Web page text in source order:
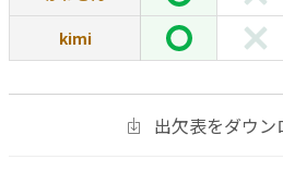
kimi
出欠表をダウン